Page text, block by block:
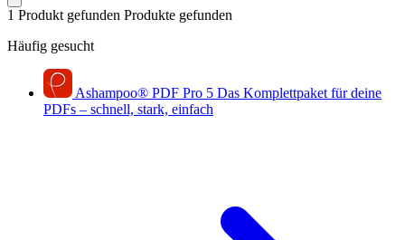
1 Produkt gefunden Produkte gefunden
Häufig gesucht
Ashampoo® PDF Pro 5 Das Komplettpaket für deine
PDFs – schnell, stark, einfach